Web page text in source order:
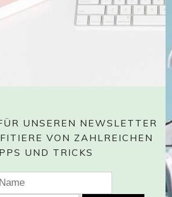
UNSEREN NEWSLETTER
VON ZAHLREICHEN
UND TRICKS